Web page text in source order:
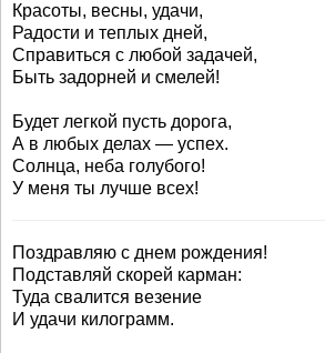
Красоты, весны, удачи,
Радости и теплых дней,
Справиться с любой задачей,
Быть задорней и смелей!
Будет легкой пусть дорога,
А в любых делах — успех.
Солнца, неба голубого!
У меня ты лучше всех!
Поздравляю с днем рождения!
Подставляй скорей карман:
Туда свалится везение
И удачи килограмм.